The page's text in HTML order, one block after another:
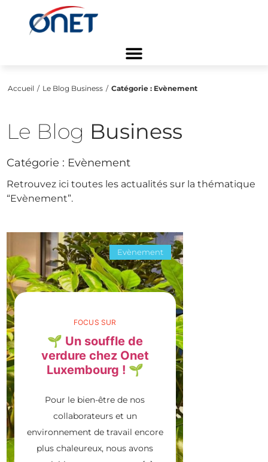
Accueil / Le Blog Business / Catégorie : Evènement
Le Blog Business
Catégorie : Evènement
Retrouvez ici toutes les actualités sur la thématique
“Evènement”.
Evènement
FOCUS SUR
🌱 Un souffle de
verdure chez Onet
Luxembourg ! 🌱
Pour le bien-être de nos
collaborateurs et un
environnement de travail encore
plus chaleureux, nous avons